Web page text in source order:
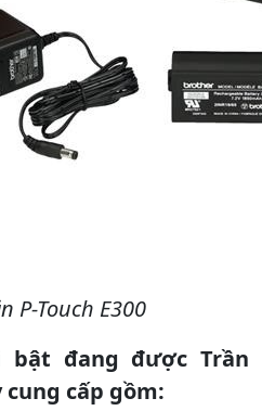
P-Touch E300
bật đang được Trần
cấp gồm: